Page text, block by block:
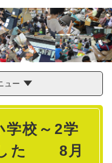
ュー
学校～2学
した 8月